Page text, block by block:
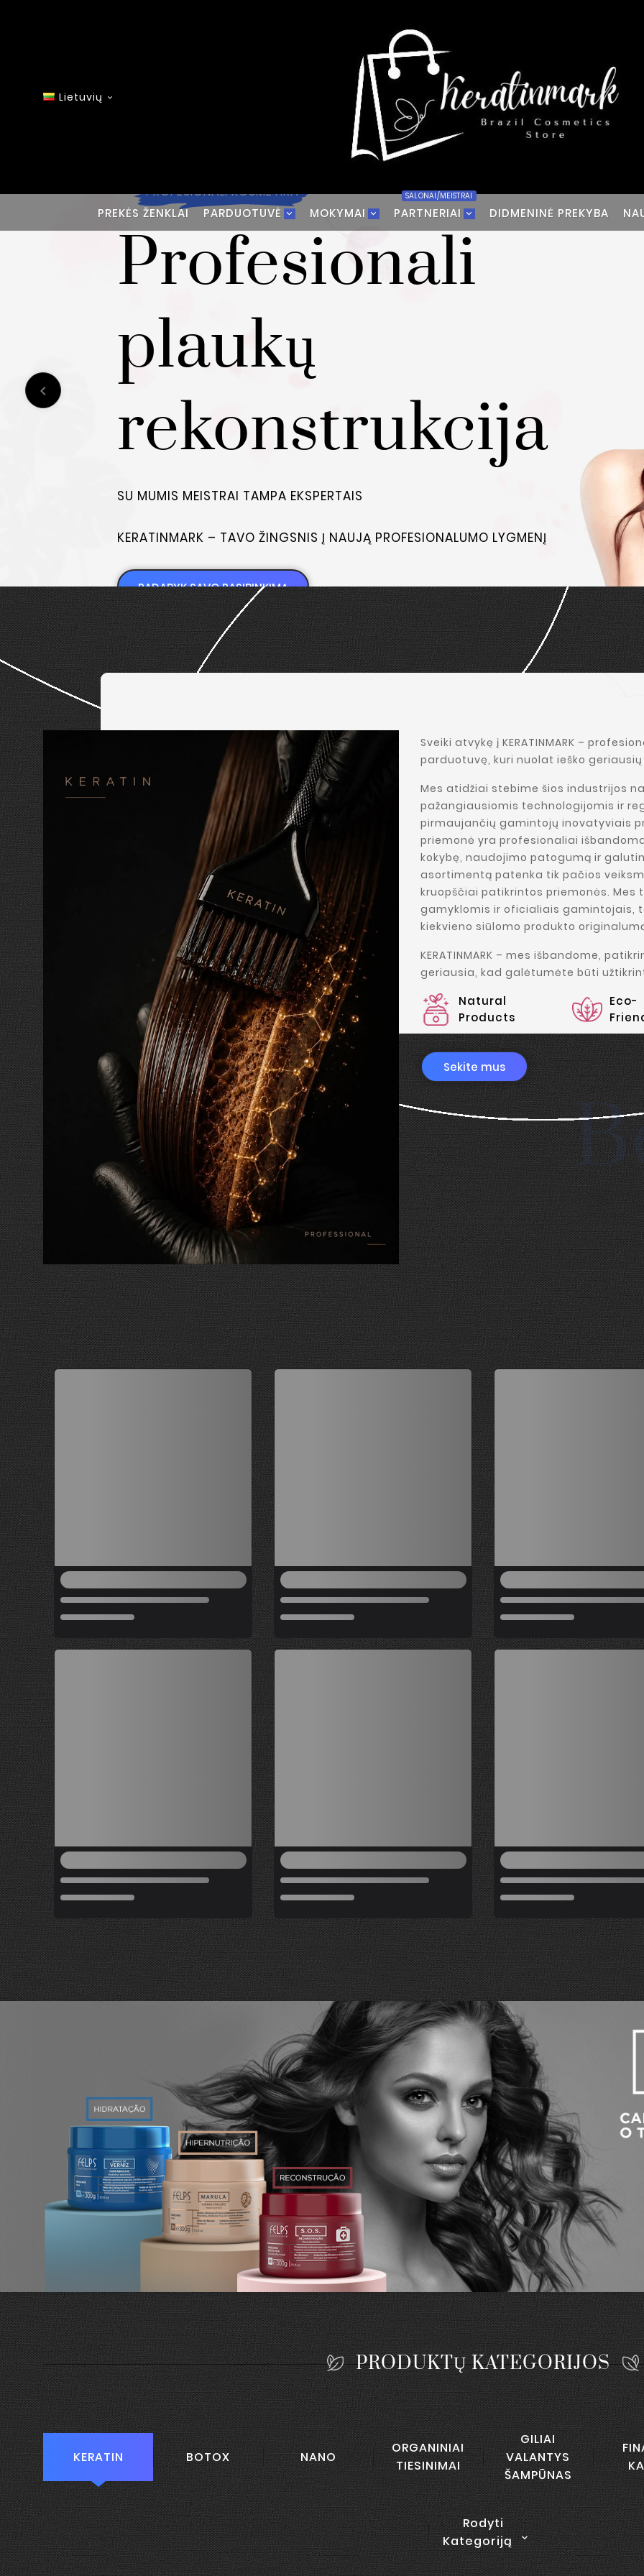
Lietuvių 
PREKĖS ŽENKLAI PARDUOTUVĖ MOKYMAI PARTNERIAI
SALONAI/MEISTRAI
DIDMENINĖ PREKYBA
PROFESIONALI KOSMETIKA
Profesionali
plaukų
rekonstrukcija
SU MUMIS MEISTRAI TAMPA EKSPERTAIS
KERATINMARK – TAVO ŽINGSNIS Į NAUJĄ PROFESIONALUMO LYGMENĮ
PADARYK SAVO PASIRINKIMĄ

Sveiki atvykę į KERATINMARK –
parduotuvę, kuri nuolat ieško
Mes atidžiai stebime šios industrijos
pažangiausiomis technologijomis ir
pirmaujančių gamintojų inovatyviais
priemonė yra profesionaliai
kokybę, naudojimo patogumą ir galutinį
asortimentą patenka tik pačios
kruopščiai patikrintos priemonės.
gamyklomis ir oficialiais gamintojais,
kiekvieno siūlomo produkto
KERATINMARK – mes išbandome,
geriausia, kad galėtumėte būti
Natural
Products
Eco-
Sekite mus
PRODUKTŲ KATEGORIJOS
KERATIN BOTOX NANO
ORGANINIAI
TIESINIMAI
GILIAI
VALANTYS
ŠAMPŪNAS
Rodyti
Kategoriją 